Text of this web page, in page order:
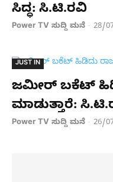
ಸಿದ್ಧ: ಸಿ.ಟಿ.ರವಿ
Power TV ಸುದ್ದಿ ಮನೆ - 28/
JUST IN
ಜಮೀರ್ ಬಕೆಟ್
ಮಾಡುತ್ತಾರೆ:
Power TV ಸುದ್ದಿ ಮನೆ - 26/